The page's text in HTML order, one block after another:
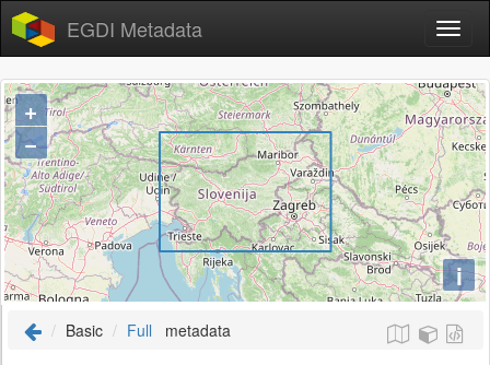
EGDI Metadata
+
−
i
Basic Full metadata